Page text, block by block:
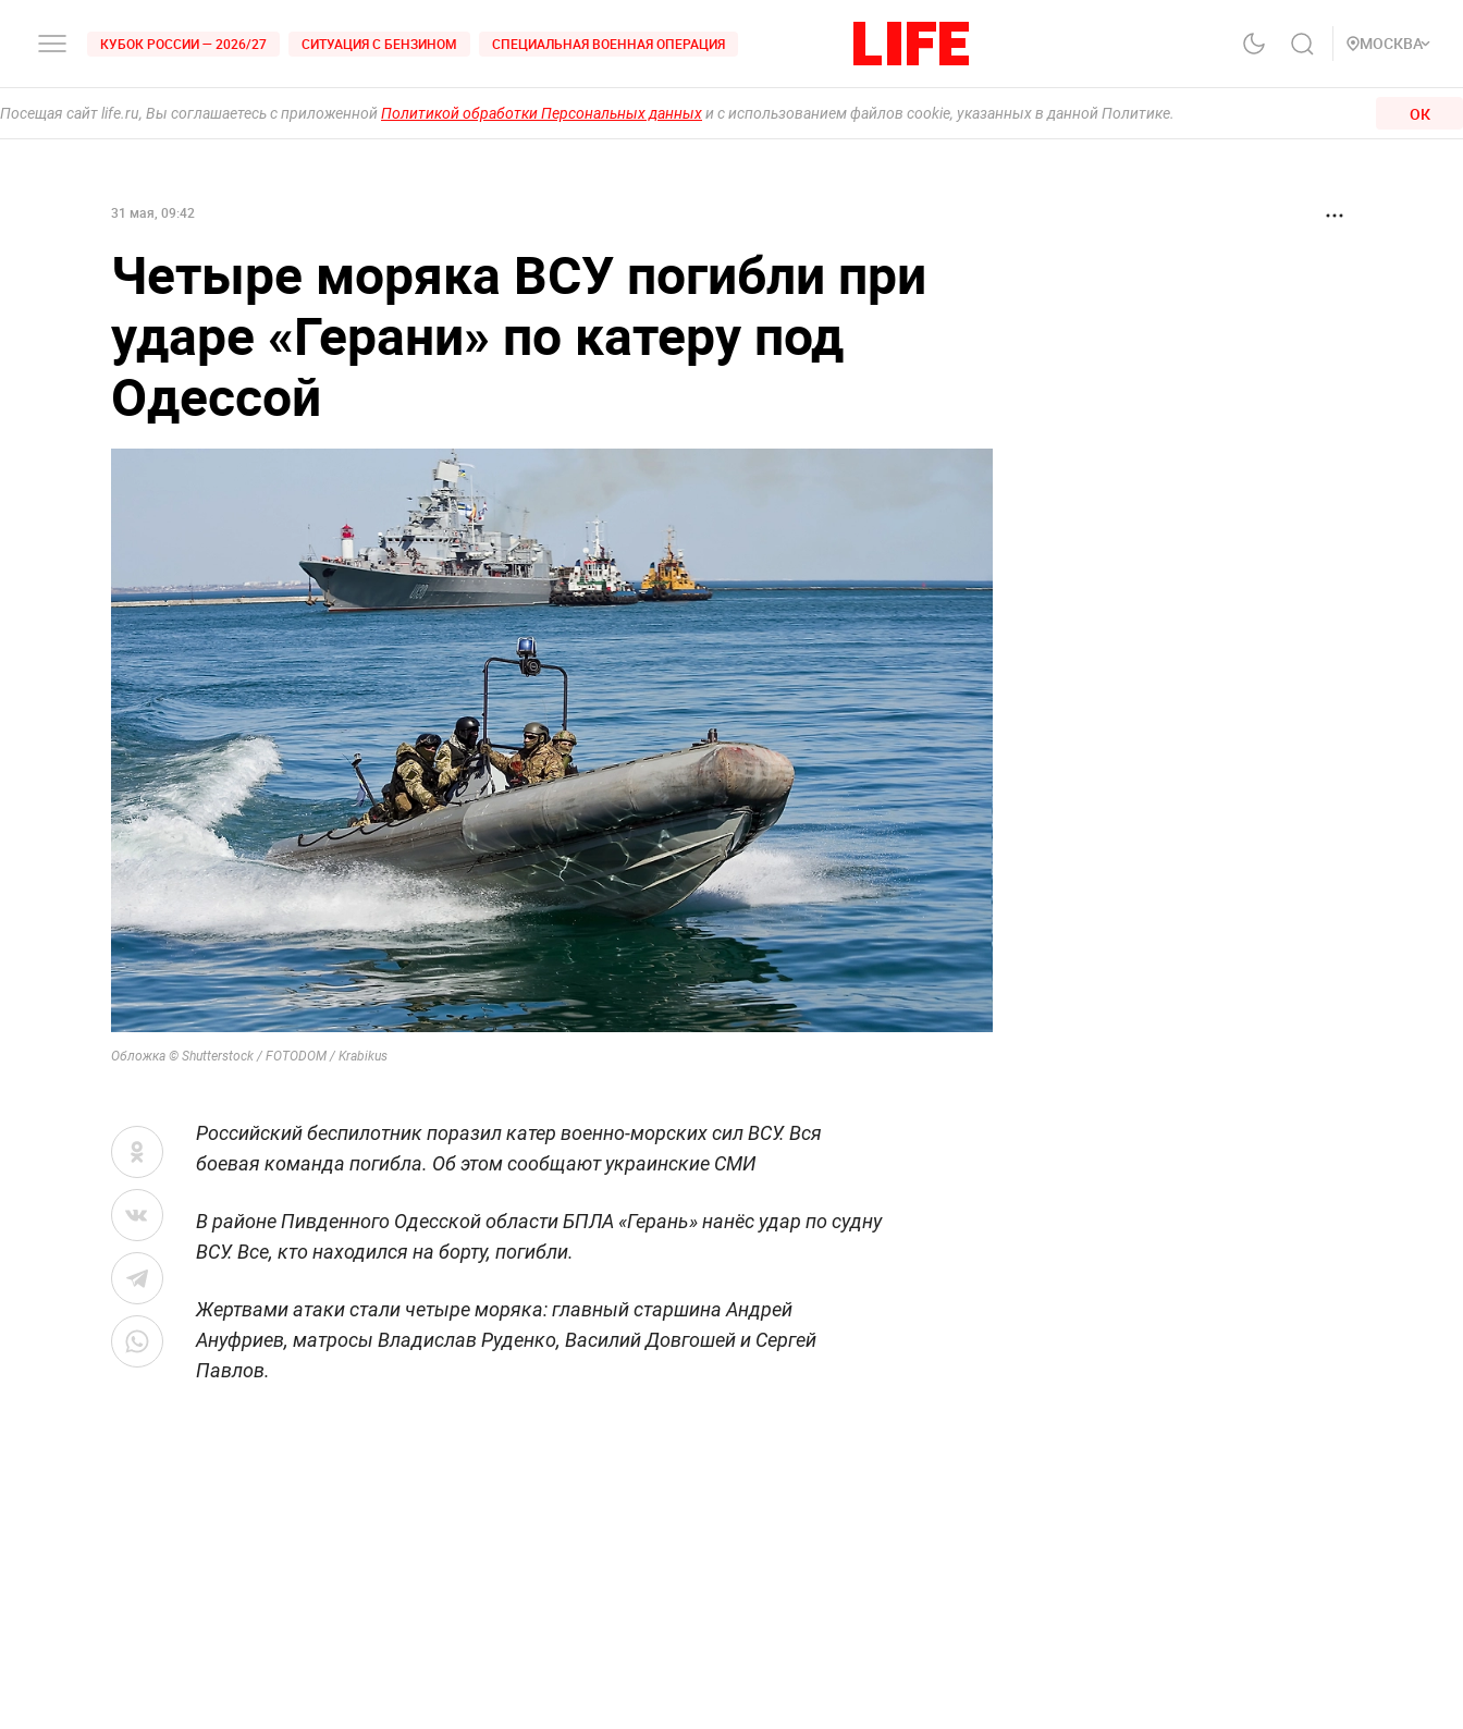
КУБОК РОССИИ — 2026/27 СИТУАЦИЯ С БЕНЗИНОМ СПЕЦИАЛЬНАЯ ВОЕННАЯ ОПЕРАЦИЯ МОСКВА
Посещая сайт life.ru, Вы соглашаетесь с приложеннойПолитикой обработки Персональных данныхи с использованием файлов cookie, указанных в данной Политике. ОК
31 мая, 09:42
Четыре моряка ВСУ погибли при
ударе «Герани» по катеру под
Одессой
Обложка © Shutterstock / FOTODOM / Krabikus
Российский беспилотник поразил катер военно-морских сил ВСУ. Вся
боевая команда погибла. Об этом сообщают украинские СМИ
В районе Пивденного Одесской области БПЛА «Герань» нанёс удар по судну
ВСУ. Все, кто находился на борту, погибли.
Жертвами атаки стали четыре моряка: главный старшина Андрей
Ануфриев, матросы Владислав Руденко, Василий Довгошей и Сергей
Павлов.